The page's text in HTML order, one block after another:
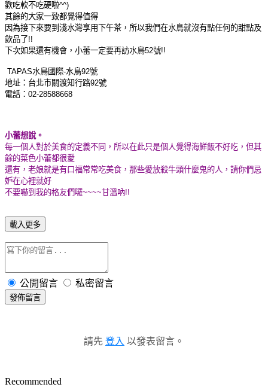
歡吃軟不吃硬啦^^)
其餘的大家一致都覺得值得
因為接下來要到淺水灣享用下午茶，所以我們在水鳥就沒有點任何的甜點及
飲品了!!
下次如果還有機會，小蕾一定要再訪水鳥52號!!
TAPAS水鳥國際-水鳥92號
地址：台北市關渡知行路92號
電話：02-28588668
小蕾想說。
每一個人對於美食的定義不同，所以在此只是個人覺得海鮮飯不好吃，但其
餘的菜色小蕾都很愛
還有，老娘就是有口福常常吃美食，那些愛放殺牛頭什麼鬼的人，請你們忌
妒在心裡就好
不要嚇到我的格友們囉~~~~甘溫吶!!
載入更多
公開留言 私密留言
發佈留言
請先 登入 以發表留言。
Recommended